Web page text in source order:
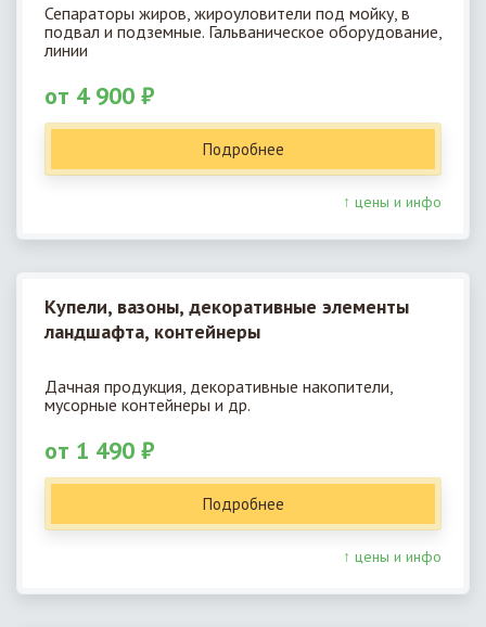
Сепараторы жиров, жироуловители под мойку, в
подвал и подземные. Гальваническое оборудование,
линии
от 4 900 ₽
Подробнее
↑ цены и инфо
Купели, вазоны, декоративные элементы
ландшафта, контейнеры
Дачная продукция, декоративные накопители,
мусорные контейнеры и др.
от 1 490 ₽
Подробнее
↑ цены и инфо